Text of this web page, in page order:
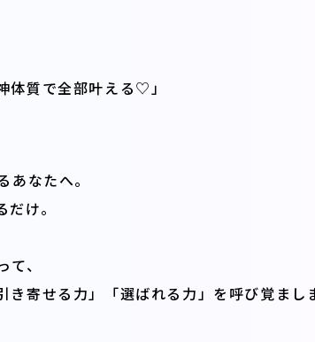
体質で全部叶える♡ 」
なたへ。
け。
、
き寄せる力」「選ばれる力」を呼び覚まし